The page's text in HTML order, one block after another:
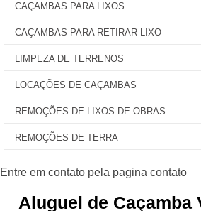
CAÇAMBAS PARA LIXOS
CAÇAMBAS PARA RETIRAR LIXO
LIMPEZA DE TERRENOS
LOCAÇÕES DE CAÇAMBAS
REMOÇÕES DE LIXOS DE OBRAS
REMOÇÕES DE TERRA
Aluguel de Caçamba